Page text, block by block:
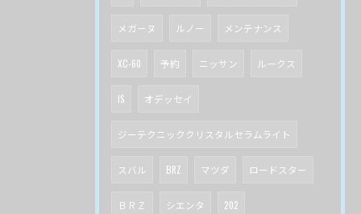
メガーヌ ルノー メンテナンス
XC-60 予約 ニッサン ルークス
IS オデッセイ
ジーテクニッククリスタルセラムライト
スバル BRZ マツダ ロードスター
ＢＲＺ シエンタ 202